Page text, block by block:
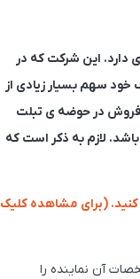
دارد. این شرکت که در
خود سهم بسیار زیادی از
فروش در حوضه ی تبلت
لازم به ذکر است که
(برای مشاهده کلیک
آن نماینده را